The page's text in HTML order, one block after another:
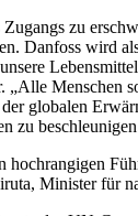
zu
Danfoss wird
„Alle
globalen
zu
Minister für